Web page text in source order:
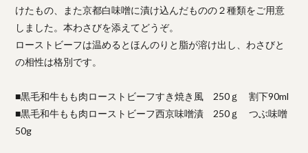
けたもの、また京都白味噌に漬け込んだものの２種類をご用意
しました。本わさびを添えてどうぞ。
ローストビーフは温めるとほんのりと脂が溶け出し、わさびと
の相性は格別です。
■黒毛和牛もも肉ローストビーフすき焼き風 250ｇ 割下90ml
■黒毛和牛もも肉ローストビーフ西京味噌漬 250ｇ つぶ味噌
50g